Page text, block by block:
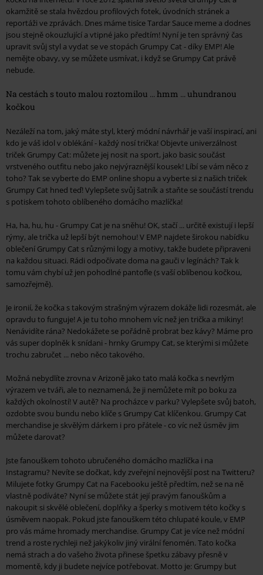
okamžitě se stala hvězdou profilových fotek, úvodních stránek a
reportáži ve zprávách. Dnes máme tisíce Tardar Sauce meme a dodnes
jsou stejně okouzlující a vtipné jako předtím! Nyní je ten správný čas
upravit svůj styl a vydat se ve stopách Grumpy Cat - díky EMP! Ale
nemějte obavy, vy se můžete usmívat, i když se Grumpy Cat právě
nebude.
Na cestách s touto malou roztomilou ... hmm ... uhundranou
kočkou
Nezáleží na tom, jaký máte styl, který módní návrhář je vaší inspirací, ani
kdo je váš idol v oblékání - každý nosí trička! Objevte univerzálnost
triček Grumpy Cat: můžete jej nosit na sport, jako basic součást
vrstveného outfitu nebo jako nejvýraznější kousek! Líbí se vám něco z
toho? Tak se vyberte do EMP online shopu a vyberte si z našich triček
Grumpy Cat hned teď! Vylepšete svůj šatník a staňte se součástí trendu
s potiskem tohoto oblíbeného domácího mazlíčka!
Ha, ha, hu, hu - Grumpy Cat je na sněhu! OK, stačí ... určitě existují i lepší
rýmy, ale trička už lepší být nemohou! V EMP najdete širokou nabídku
oblečení Grumpy Cat s různými logy a motivy, takže budete připraveni
na každou situaci. Rádi odpočívate doma na gauči v legínách? Tak k
tomu vám chybí už jen pohodlné pantofle (s vaší oblíbenou kočkou,
samozřejmě).
Je ironií, že kočka s takovým strašným výrazem dokáže lidi rozesmát, ale
opravdu to funguje! A je tu toho mnohem víc než jen trička a mikiny!
Nenávidíte rána? Nedokážete se pořádně probrat bez kávy? Máme pro
vás super doplněk k snídani - hrnky Grumpy Cat, se kterými si můžete
trochu zabručet ... nebo něco takového.
Možná nebydlíte zrovna v Arizoně jako tato malá kočka s nevrlým
výrazem ve tváři, ale to neznamená, že ji nemůžete mít po boku za
každých okolností! V autě? Na procházce v parku? Vylepšete svůj batoh,
ozdobte svou bundu nebo klíče s Grumpy Cat klíčenkou. Grumpy Cat
merchandise je skvělým dárkem i pro přátele - co víc než úsměv jim
můžete darovat?
Jste fanouškem tohoto ubručeného domácího mazlíčka i na
Instagramu? Nevíte se dočkat, kdy zveřejní nejnovější post na Twitteru?
Milujete fotky Grumpy Cat na Facebooku ještě předtím, než se na ně
vlastně podíváte? Nyní se můžete stát její pravým fanouškům a
nakoupit si skvělé oblečení, doplňky a šperky s motivem této kočky s
úsměvem naopak. Pokud jste fanouškem této chlupaté koule, v EMP
pro vás máme hromady merchandise. Grumpy Cat je více než módní
trend a roste rychleji než jakýkoliv jiný virální fenomén. Tato kočka
nemá strach a do vašeho života přinese špetku zábavy přesně v
momentě, kdy ji budete nejvíce potřebovat. Motto je: Grumpy but